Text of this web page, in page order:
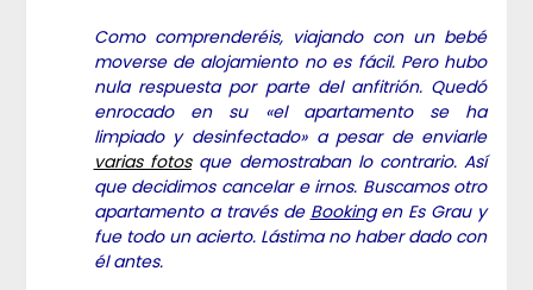
Como comprenderéis, viajando con un bebé
moverse de alojamiento no es fácil. Pero hubo
nula respuesta por parte del anfitrión. Quedó
enrocado en su «el apartamento se ha
limpiado y desinfectado» a pesar de enviarle
varias fotosque demostraban lo contrario. Así
que decidimos cancelar e irnos. Buscamos otro
apartamento a través de Bookingen Es Grau y
fue todo un acierto. Lástima no haber dado con
él antes.